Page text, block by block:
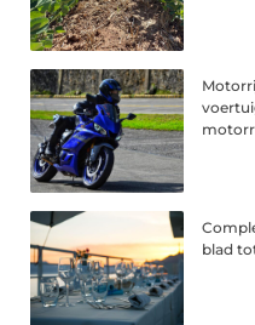
blad